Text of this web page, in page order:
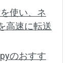
使い、ネ
高速に転送
のおすす